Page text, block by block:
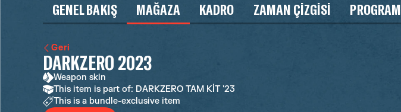
GENEL BAKIŞ MAĞAZA KADRO ZAMAN ÇIZGISI PROGRAM
Geri
DARKZERO 2023
Weapon skin
This item is part of: DARKZERO TAM KİT '23
This is a bundle-exclusive item